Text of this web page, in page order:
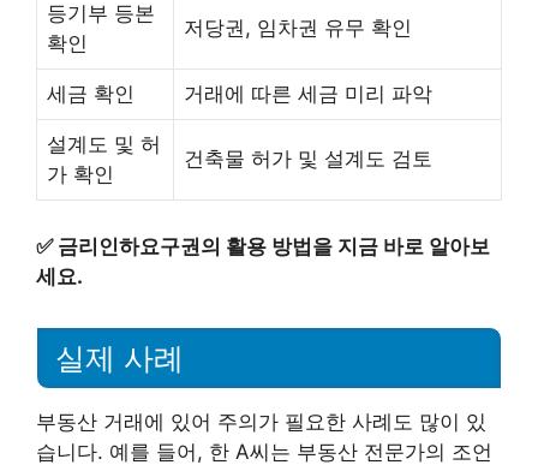
등기부 등본
확인
저당권, 임차권 유무 확인
세금 확인 거래에 따른 세금 미리 파악
설계도 및 허
가 확인
건축물 허가 및 설계도 검토
✅ 금리인하요구권의 활용 방법을 지금 바로 알아보
세요.
실제 사례
부동산 거래에 있어 주의가 필요한 사례도 많이 있
습니다. 예를 들어, 한 A씨는 부동산 전문가의 조언